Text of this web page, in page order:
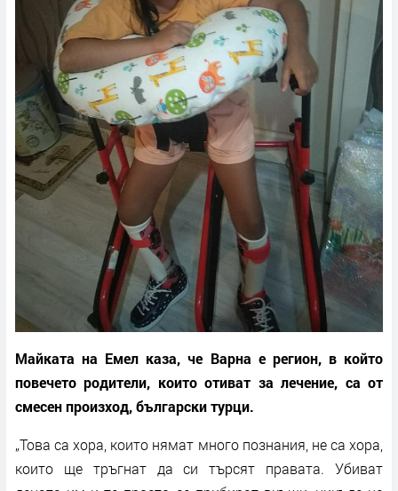
Майката на Емел каза, че Варна е регион, в който
повечето родители, които отиват за лечение, са от
смесен произход, български турци.
„Това са хора, които нямат много познания, не са хора,
които ще тръгнат да си търсят правата. Убиват